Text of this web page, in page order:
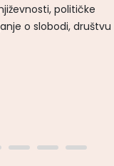
političke
o slobodi, društvu